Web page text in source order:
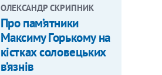
ОЛЕКСАНДР СКРИПНИК
Про пам’ятники
Максиму Горькому на
кістках соловецьких
в’язнів